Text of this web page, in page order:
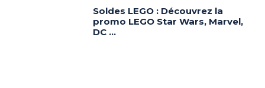
Soldes LEGO : Découvrez la
promo LEGO Star Wars, Marvel,
DC …